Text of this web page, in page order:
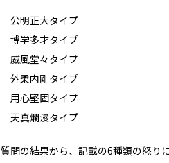
公明正大タイプ
博学多才タイプ
威風堂々タイプ
外柔内剛タイプ
用心堅固タイプ
天真爛漫タイプ
質問の結果から、記載の6種類の怒り